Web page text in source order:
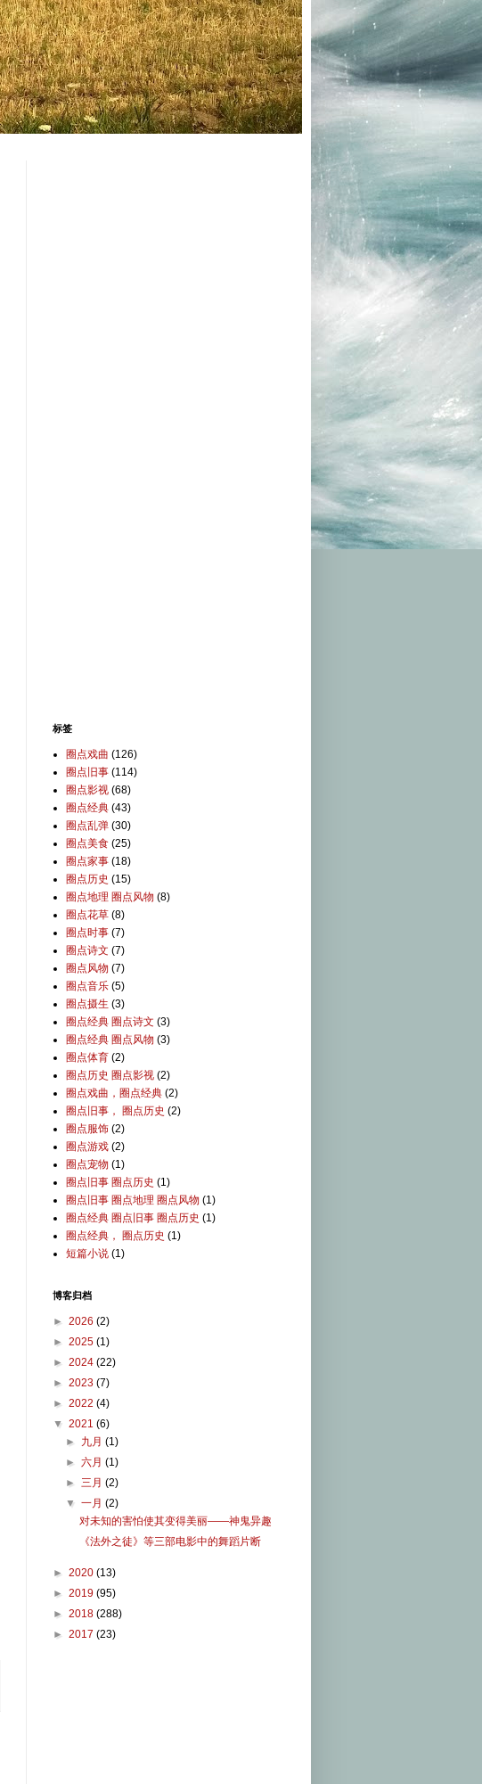
标签
圈点戏曲 (126)
圈点旧事 (114)
圈点影视 (68)
圈点经典 (43)
圈点乱弹 (30)
圈点美食 (25)
圈点家事 (18)
圈点历史 (15)
圈点地理 圈点风物 (8)
圈点花草 (8)
圈点时事 (7)
圈点诗文 (7)
圈点风物 (7)
圈点音乐 (5)
圈点摄生 (3)
圈点经典 圈点诗文 (3)
圈点经典 圈点风物 (3)
圈点体育 (2)
圈点历史 圈点影视 (2)
圈点戏曲，圈点经典 (2)
圈点旧事， 圈点历史 (2)
圈点服饰 (2)
圈点游戏 (2)
圈点宠物 (1)
圈点旧事 圈点历史 (1)
圈点旧事 圈点地理 圈点风物 (1)
圈点经典 圈点旧事 圈点历史 (1)
圈点经典， 圈点历史 (1)
短篇小说 (1)
博客归档
► 2026 (2)
► 2025 (1)
► 2024 (22)
► 2023 (7)
► 2022 (4)
▼ 2021 (6)
► 九月(1)
►六月(1)
►三月(2)
▼一月(2)
对未知的害怕使其变得美丽——神鬼异趣
《法外之徒》等三部电影中的舞蹈片断
► 2020 (13)
► 2019 (95)
► 2018 (288)
► 2017 (23)